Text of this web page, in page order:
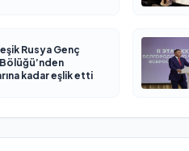
Rusya Genç
kadar eşlik etti